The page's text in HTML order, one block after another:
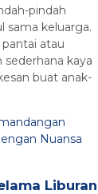
pindah
keluarga.
atau
kaya
buat anak-
Nuansa
Liburan